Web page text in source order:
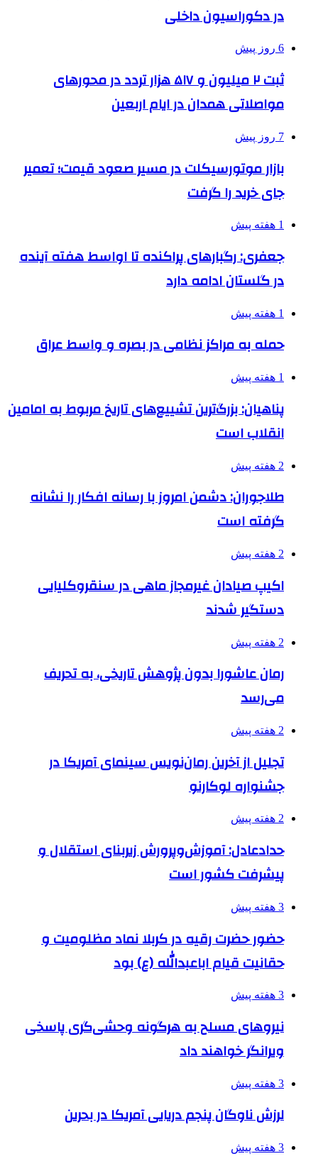
در دکوراسیون داخلی
6 روز پیش
ثبت ۲ میلیون و ۵۱۷ هزار تردد در محورهای
مواصلاتی همدان در ایام اربعین
7 روز پیش
بازار موتورسیکلت در مسیر صعود قیمت؛ تعمیر
جای خرید را گرفت
1 هفته پیش
جعفری: رگبارهای پراکنده تا اواسط هفته آینده
در گلستان ادامه دارد
1 هفته پیش
حمله به مراکز نظامی در بصره و واسط عراق
1 هفته پیش
پناهیان: بزرگ‌ترین تشییع‌های تاریخ مربوط به امامین
انقلاب است
2 هفته پیش
طلاجوران: دشمن امروز با رسانه افکار را نشانه
گرفته است
2 هفته پیش
اکیپ صیادان غیرمجاز ماهی در سنقروکلیایی
دستگیر شدند
2 هفته پیش
رمان عاشورا بدون پژوهش تاریخی، به تحریف
می‌رسد
2 هفته پیش
تجلیل از آخرین رمان‌نویس سینمای آمریکا در
جشنواره لوکارنو
2 هفته پیش
حدادعادل: آموزش‌وپرورش زیربنای استقلال و
پیشرفت کشور است
3 هفته پیش
حضور حضرت رقیه در کربلا نماد مظلومیت و
حقانیت قیام اباعبدالله (ع) بود
3 هفته پیش
نیروهای مسلح به هرگونه وحشی‌گری پاسخی
ویرانگر خواهند داد
3 هفته پیش
لرزش ناوگان پنجم دریایی آمریکا در بحرین
3 هفته پیش